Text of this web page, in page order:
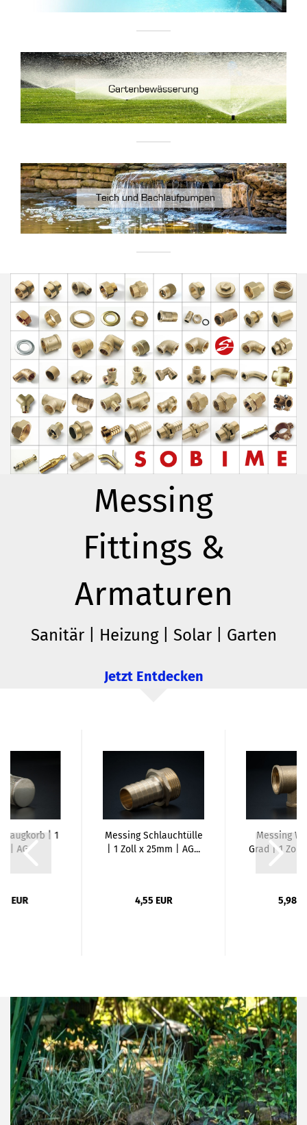
Messing
Fittings &
Armaturen
Sanitär | Heizung | Solar | Garten
Jetzt Entdecken
Saugkorb | 1
| AG
EUR
Messing Schlauchtülle
| 1 Zoll x 25mm | AG...
4,55 EUR
Messing
Grad | 1 Zoll
5,98